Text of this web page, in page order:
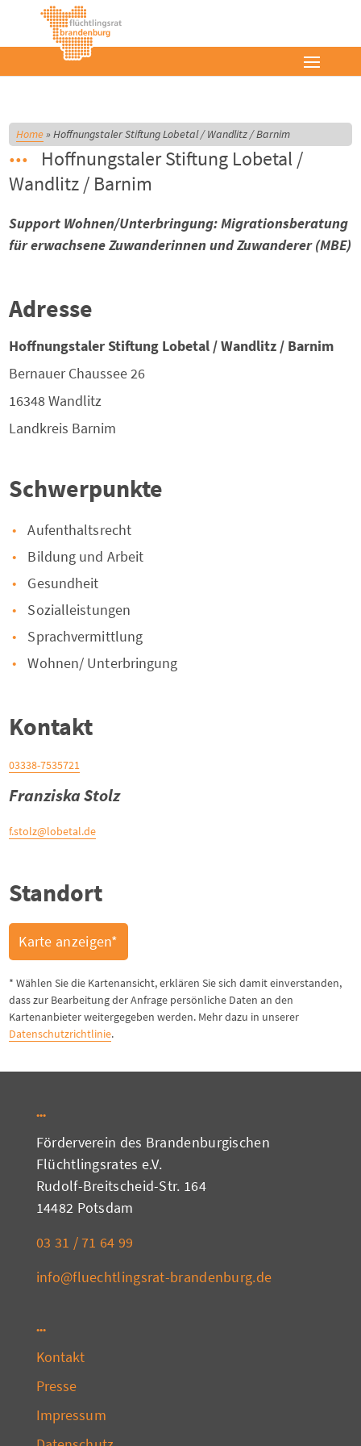
Home»Hoffnungstaler Stiftung Lobetal / Wandlitz / Barnim
Hoffnungstaler Stiftung Lobetal /
Wandlitz / Barnim
Support Wohnen/Unterbringung: Migrationsberatung
für erwachsene Zuwanderinnen und Zuwanderer (MBE)
Adresse
Hoffnungstaler Stiftung Lobetal / Wandlitz / Barnim
Bernauer Chaussee 26
16348Wandlitz
Landkreis Barnim
Schwerpunkte
Aufenthaltsrecht
Bildung und Arbeit
Gesundheit
Sozialleistungen
Sprachvermittlung
Wohnen/ Unterbringung
Kontakt
03338-7535721
Franziska Stolz
f.stolz@lobetal.de
Standort
Karte anzeigen*
* Wählen Sie die Kartenansicht, erklären Sie sich damit einverstanden,
dass zur Bearbeitung der Anfrage persönliche Daten an den
Kartenanbieter weitergegeben werden. Mehr dazu in unserer
Datenschutzrichtlinie.
Förderverein des Brandenburgischen
Flüchtlingsrates e.V.
Rudolf-Breitscheid-Str. 164
14482 Potsdam
03 31 / 71 64 99
info@fluechtlingsrat-brandenburg.de
Kontakt
Presse
Impressum